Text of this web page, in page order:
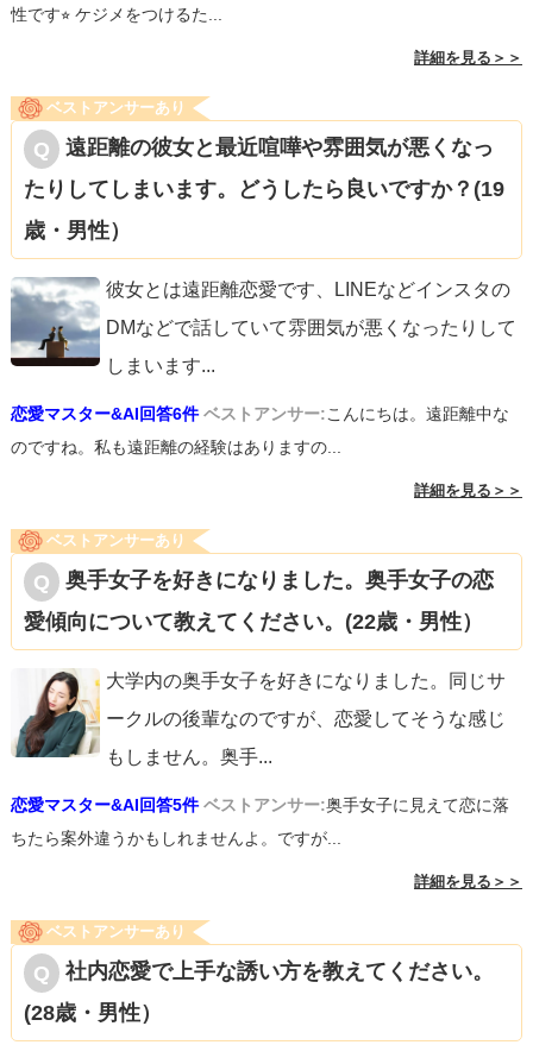
性です⭐︎ ケジメをつけるた...
詳細を見る＞＞
ベストアンサーあり
遠距離の彼女と最近喧嘩や雰囲気が悪くなっ
たりしてしまいます。どうしたら良いですか？(19
歳・男性）
彼女とは遠距離恋愛です、LINEなどインスタの
DMなどで話していて雰囲気が悪くなったりして
しまいます...
恋愛マスター&AI回答6件 ベストアンサー:こんにちは。遠距離中な
のですね。私も遠距離の経験はありますの...
詳細を見る＞＞
ベストアンサーあり
奥手女子を好きになりました。奥手女子の恋
愛傾向について教えてください。(22歳・男性）
大学内の奥手女子を好きになりました。同じサ
ークルの後輩なのですが、恋愛してそうな感じ
もしません。奥手...
恋愛マスター&AI回答5件 ベストアンサー:奥手女子に見えて恋に落
ちたら案外違うかもしれませんよ。ですが...
詳細を見る＞＞
ベストアンサーあり
社内恋愛で上手な誘い方を教えてください。
(28歳・男性）